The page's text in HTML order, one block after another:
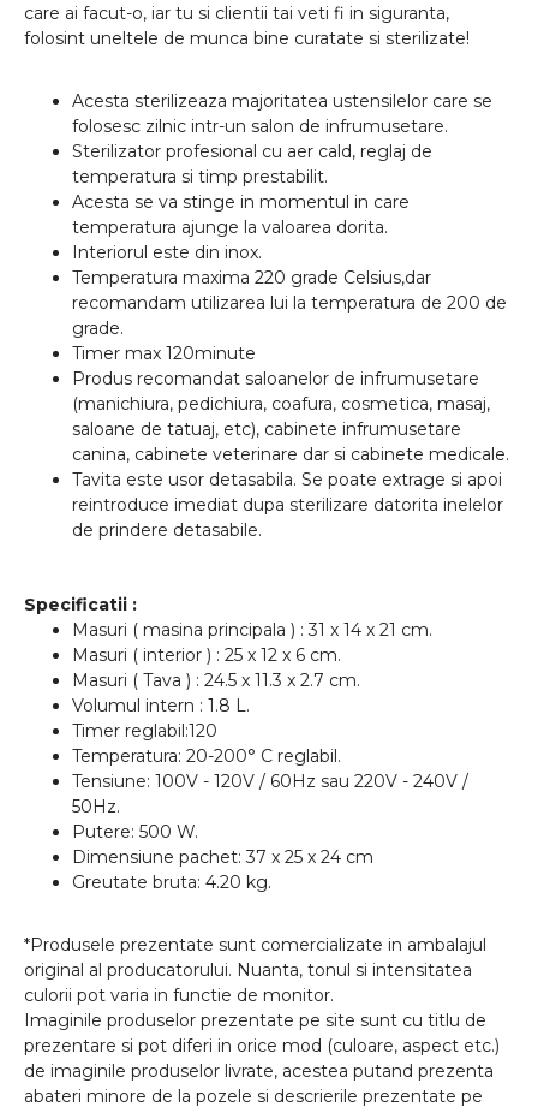
care ai facut-o, iar tu si clientii tai veti fi in siguranta,
folosint uneltele de munca bine curatate si sterilizate!
Acesta sterilizeaza majoritatea ustensilelor care se
folosesc zilnic intr-un salon de infrumusetare.
Sterilizator profesional cu aer cald, reglaj de
temperatura si timp prestabilit.
Acesta se va stinge in momentul in care
temperatura ajunge la valoarea dorita.
Interiorul este din inox.
Temperatura maxima 220 grade Celsius,dar
recomandam utilizarea lui la temperatura de 200 de
grade.
Timer max 120minute
Produs recomandat saloanelor de infrumusetare
(manichiura, pedichiura, coafura, cosmetica, masaj,
saloane de tatuaj, etc), cabinete infrumusetare
canina, cabinete veterinare dar si cabinete medicale.
Tavita este usor detasabila. Se poate extrage si apoi
reintroduce imediat dupa sterilizare datorita inelelor
de prindere detasabile.
Specificatii :
Masuri ( masina principala ) : 31 x 14 x 21 cm.
Masuri ( interior ) : 25 x 12 x 6 cm.
Masuri ( Tava ) : 24.5 x 11.3 x 2.7 cm.
Volumul intern : 1.8 L.
Timer reglabil:120
Temperatura: 20-200° C reglabil.
Tensiune: 100V - 120V / 60Hz sau 220V - 240V /
50Hz.
Putere: 500 W.
Dimensiune pachet: 37 x 25 x 24 cm
Greutate bruta: 4.20 kg.
*Produsele prezentate sunt comercializate in ambalajul
original al producatorului. Nuanta, tonul si intensitatea
culorii pot varia in functie de monitor.
Imaginile produselor prezentate pe site sunt cu titlu de
prezentare si pot diferi in orice mod (culoare, aspect etc.)
de imaginile produselor livrate, acestea putand prezenta
abateri minore de la pozele si descrierile prezentate pe